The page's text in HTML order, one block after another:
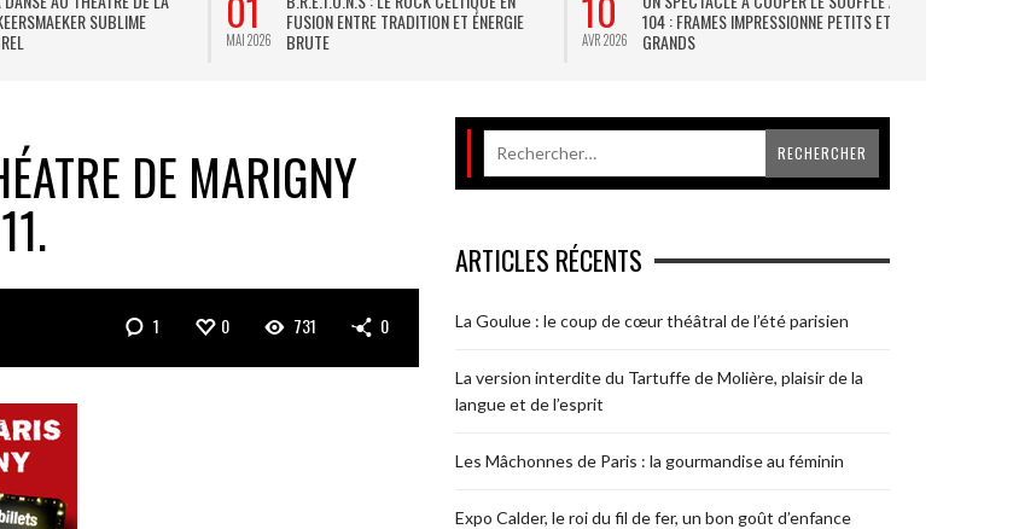
SUBLIME
MAI 2026
FUSION ENTRE TRADITION ET ÉNERGIE
BRUTE
AVR 2026
104 : FRAMES IMPRESSIONNE PETITS ET
GRANDS
DE MARIGNY
1 0 731 0
ARTICLES RÉCENTS
La Goulue : le coup de cœur théâtral de l’été parisien
La version interdite du Tartuffe de Molière, plaisir de la
langue et de l’esprit
Les Mâchonnes de Paris : la gourmandise au féminin
Expo Calder, le roi du fil de fer, un bon goût d’enfance